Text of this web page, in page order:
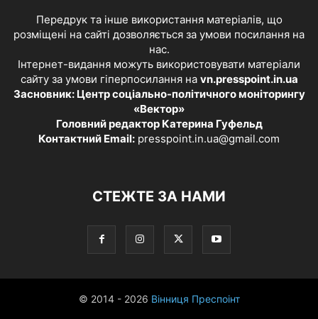
Передрук та інше використання матеріалів, що
розміщені на сайті дозволяється за умови посилання на
нас.
Інтернет-видання можуть використовувати матеріали
сайту за умови гіперпосилання на vn.presspoint.in.ua
Засновник: Центр соціально-політичного моніторингу
«Вектор»
Головний редактор Катерина Гуфельд
Контактний Email: presspoint.in.ua@gmail.com
СТЕЖТЕ ЗА НАМИ
© 2014 - 2026 Вінниця Преспоінт